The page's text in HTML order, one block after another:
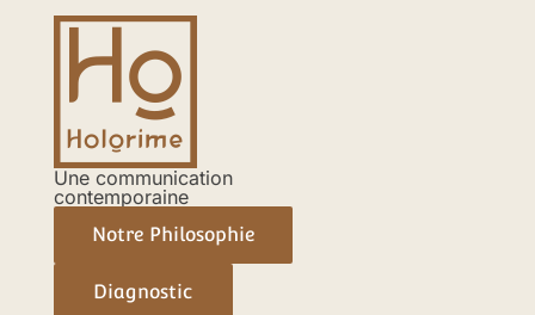
Une communication
contemporaine
Notre Philosophie
Diagnostic
Navigation